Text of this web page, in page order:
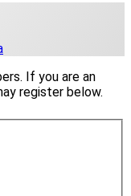
If you are an
register below.